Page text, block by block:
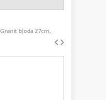
Granit bļoda 27cm,